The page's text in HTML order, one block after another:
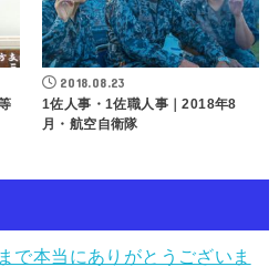
2018.08.23
1佐人事・1佐職人事｜2018年8
月・航空自衛隊
で本当にありがとうございま